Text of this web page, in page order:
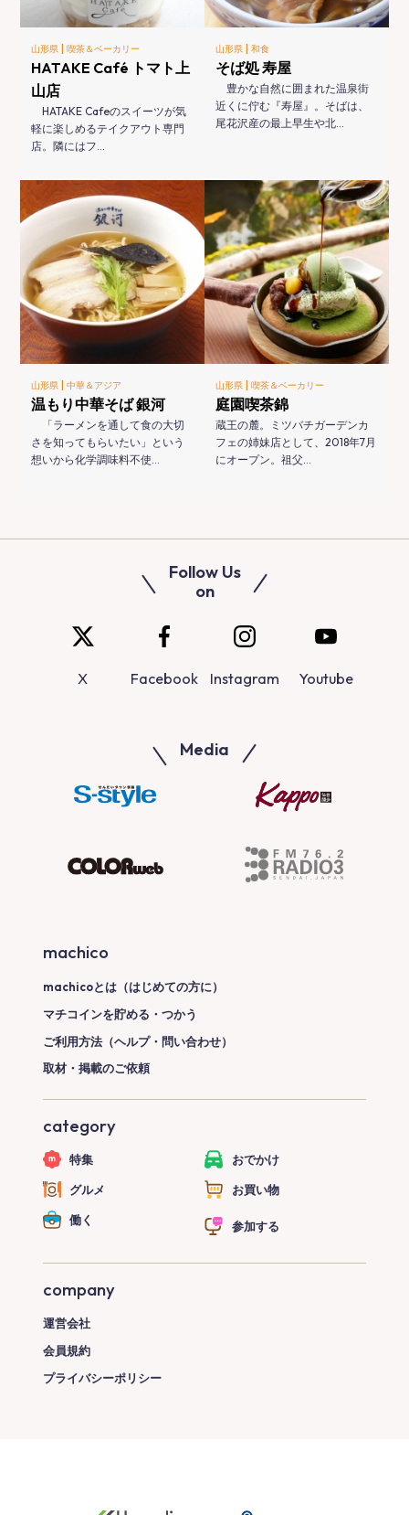
山形県 |喫茶＆ベーカリー
HATAKE Café トマト上
山店
HATAKE Cafeのスイーツが気
軽に楽しめるテイクアウト専門
店。隣にはフ…
山形県 | 和食
そば処 寿屋
豊かな自然に囲まれた温泉街
近くに佇む『寿屋』。そばは、
尾花沢産の最上早生や北…
山形県 |中華＆アジア
温もり中華そば 銀河
「ラーメンを通して食の大切
さを知ってもらいたい」という
想いから化学調味料不使…
山形県 | 喫茶＆ベーカリー
庭園喫茶錦
蔵王の麓。ミツバチガーデンカ
フェの姉妹店として、2018年7月
にオープン。祖父…
Follow Us
on
X Facebook Instagram Youtube
Media
machico
machicoとは（はじめての方に）
マチコインを貯める・つかう
ご利用方法（ヘルプ・問い合わせ）
取材・掲載のご依頼
category
特集 おでかけ
グルメ お買い物
働く 参加する
company
運営会社
会員規約
プライバシーポリシー